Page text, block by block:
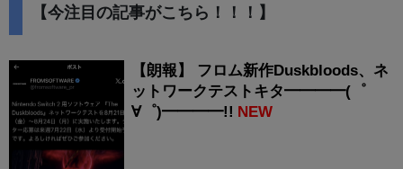
【今注目の記事がこちら！！！】
【朗報】 フロム新作Duskbloods、ネ
ットワークテストキタ━━━━(゜
∀゜)━━━━!! NEW